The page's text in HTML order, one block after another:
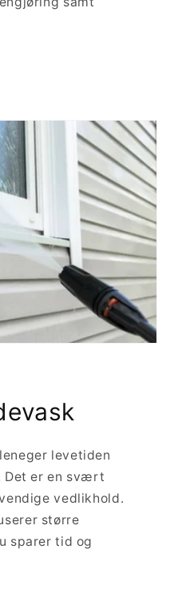
levetiden
Det er en svært
vedlikhold.
større
sparer tid og